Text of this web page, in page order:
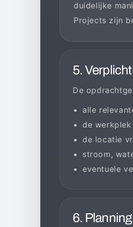
duidelijke
Projects zijn
5.
De
alle
de
de locatie
stroom,
eventuele
6.